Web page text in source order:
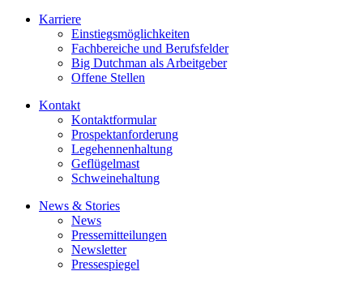
Karriere
Einstiegsmöglichkeiten
Fachbereiche und Berufsfelder
Big Dutchman als Arbeitgeber
Offene Stellen
Kontakt
Kontaktformular
Prospektanforderung
Legehennenhaltung
Geflügelmast
Schweinehaltung
News & Stories
News
Pressemitteilungen
Newsletter
Pressespiegel